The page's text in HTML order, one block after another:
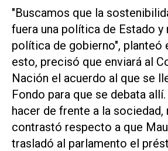
"Buscamos que la
fuera una política de Estado y
política de gobierno", planteó
esto, precisó que enviará al
Nación el acuerdo al que se
Fondo para que se debata
hacer de frente a la sociedad,
contrastó respecto a que
trasladó al parlamento el